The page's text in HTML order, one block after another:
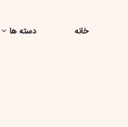
خانه دسته ها